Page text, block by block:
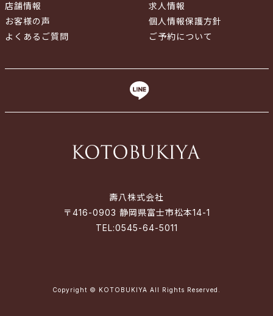
店舗情報
お客様の声
よくあるご質問
求人情報
個人情報保護方針
ご予約について
壽八株式会社
〒416-0903 静岡県富士市松本14-1
TEL:0545-64-5011
Copyright © KOTOBUKIYA All Rights Reserved.